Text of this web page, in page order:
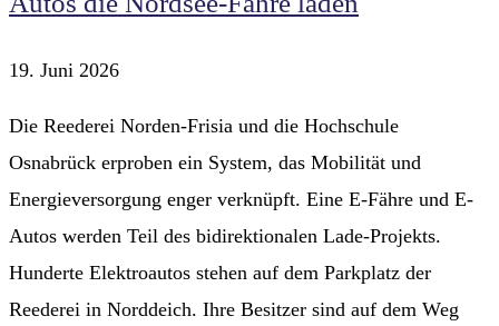
19. Juni 2026
Die Reederei Norden-Frisia und die Hochschule
Osnabrück erproben ein System, das Mobilität und
Energieversorgung enger verknüpft. Eine E-Fähre und E-
Autos werden Teil des bidirektionalen Lade-Projekts.
Hunderte Elektroautos stehen auf dem Parkplatz der
Reederei in Norddeich. Ihre Besitzer sind auf dem Weg